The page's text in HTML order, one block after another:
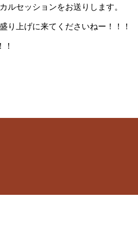
セッションをお送りします。
り上げに来てくださいねー！！！